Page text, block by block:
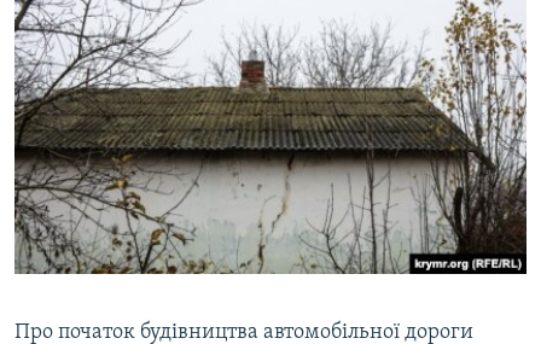
Про початок будівництва автомобільної дороги